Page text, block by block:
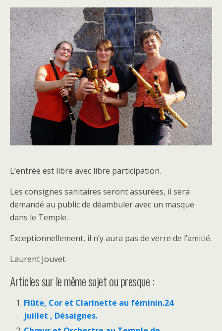
L’entrée est libre avec libre participation.
Les consignes sanitaires seront assurées, il sera
demandé au public de déambuler avec un masque
dans le Temple.
Exceptionnellement, il n’y aura pas de verre de l’amitié.
Laurent Jouvet
Articles sur le même sujet ou presque :
Flûte, Cor et Clarinette au féminin.24
juillet , Désaignes.